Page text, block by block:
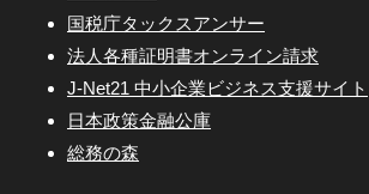
国税庁タックスアンサー
法人各種証明書オンライン請求
J-Net21 中小企業ビジネス支援サイト
日本政策金融公庫
総務の森